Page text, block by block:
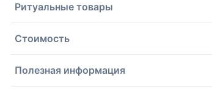
Ритуальные товары
Стоимость
Полезная информация